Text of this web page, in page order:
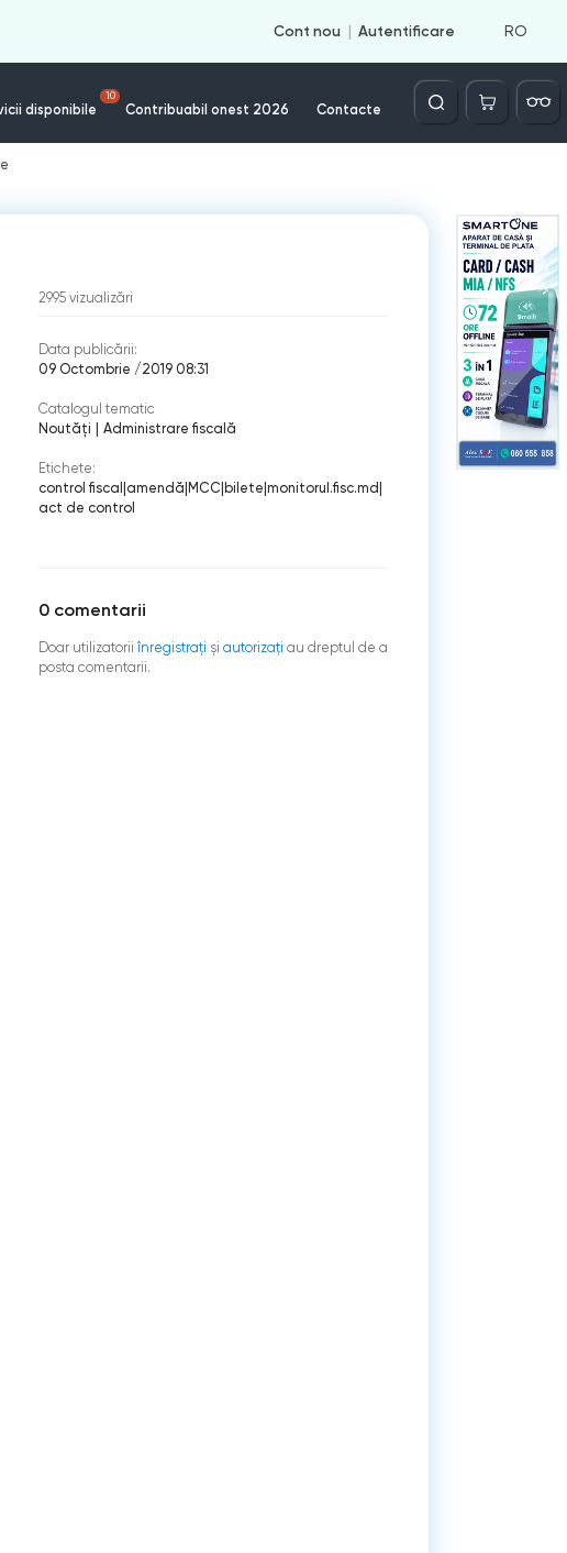
Cont nou Autentificare RO
disponibile
10
Contribuabil onest 2026 Contacte
Căutare
2995 vizualizări
Data publicării:
09 Octombrie /2019 08:31
Catalogul tematic
Noutăți
Administrare fiscală
Etichete:
control fiscal amendă MCC bilete monitorul.fisc.md
act de control
0 comentarii
Doar utilizatorii înregistraţi şi autorizați au dreptul de a
posta comentarii.